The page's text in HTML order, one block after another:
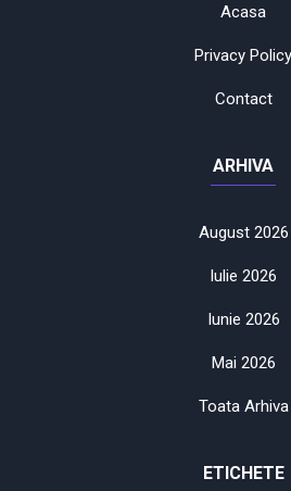
Acasa
Privacy Policy
Contact
ARHIVA
August 2026
Iulie 2026
Iunie 2026
Mai 2026
Toata Arhiva
ETICHETE